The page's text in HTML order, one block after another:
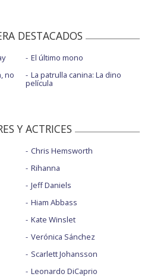
DESTACADOS
no
El último mono
La patrulla canina: La dino
película
Y ACTRICES
Chris Hemsworth
Rihanna
Jeff Daniels
Hiam Abbass
Kate Winslet
Verónica Sánchez
Scarlett Johansson
Leonardo DiCaprio